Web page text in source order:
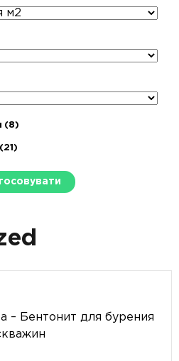
(8)
(21)
– Бентонит для бурения